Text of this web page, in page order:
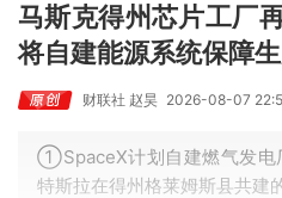
马斯克得州芯片工厂
将自建能源系统保障
财联社 赵昊 2026-08-07
①SpaceX计划自建燃气发电
特斯拉在得州格莱姆斯县共建